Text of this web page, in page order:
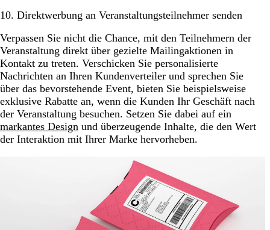
10. Direktwerbung an Veranstaltungsteilnehmer senden
Verpassen Sie nicht die Chance, mit den Teilnehmern der
Veranstaltung direkt über gezielte Mailingaktionen in
Kontakt zu treten. Verschicken Sie personalisierte
Nachrichten an Ihren Kundenverteiler und sprechen Sie
über das bevorstehende Event, bieten Sie beispielsweise
exklusive Rabatte an, wenn die Kunden Ihr Geschäft nach
der Veranstaltung besuchen. Setzen Sie dabei auf ein
markantes Design und überzeugende Inhalte, die den Wert
der Interaktion mit Ihrer Marke hervorheben.